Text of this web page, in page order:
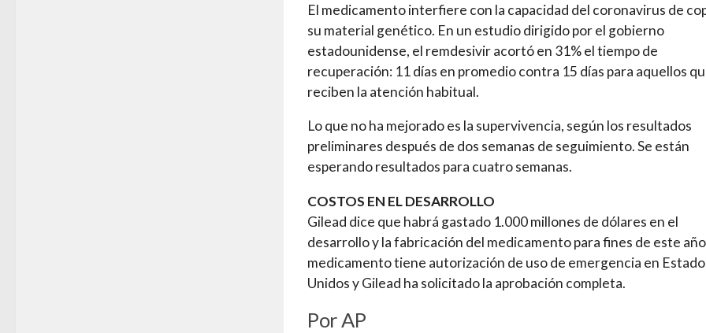
El medicamento interfiere con la capacidad del coronavirus de
su material genético. En un estudio dirigido por el gobierno
estadounidense, el remdesivir acortó en 31% el tiempo de
recuperación: 11 días en promedio contra 15 días para aquellos
reciben la atención habitual.
Lo que no ha mejorado es la supervivencia, según los resultados
preliminares después de dos semanas de seguimiento. Se están
esperando resultados para cuatro semanas.
COSTOS EN EL DESARROLLO
Gilead dice que habrá gastado 1.000 millones de dólares en el
desarrollo y la fabricación del medicamento para fines de este
medicamento tiene autorización de uso de emergencia en
Unidos y Gilead ha solicitado la aprobación completa.
Por AP